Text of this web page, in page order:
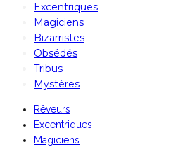
Excentriques
Magiciens
Bizarristes
Obsédés
Tribus
Mystères
Rêveurs
Excentriques
Magiciens